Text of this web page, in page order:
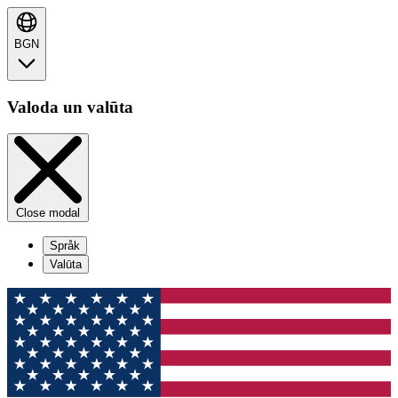
BGN
Valoda un valūta
Close modal
Språk
Valūta